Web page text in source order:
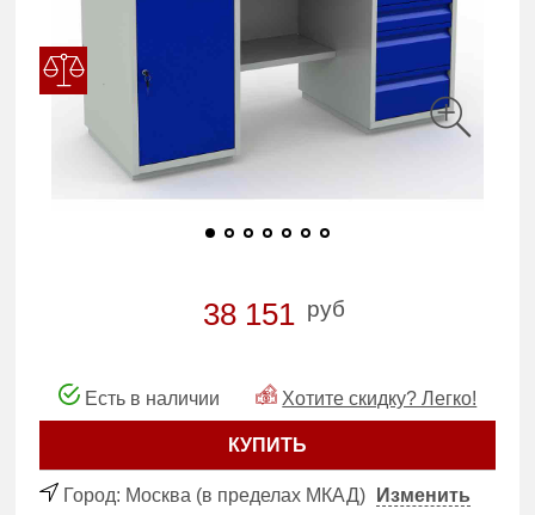
38 151 руб
Есть в наличии Хотите скидку? Легко!
КУПИТЬ
Город: Москва (в пределах МКАД)
Изменить